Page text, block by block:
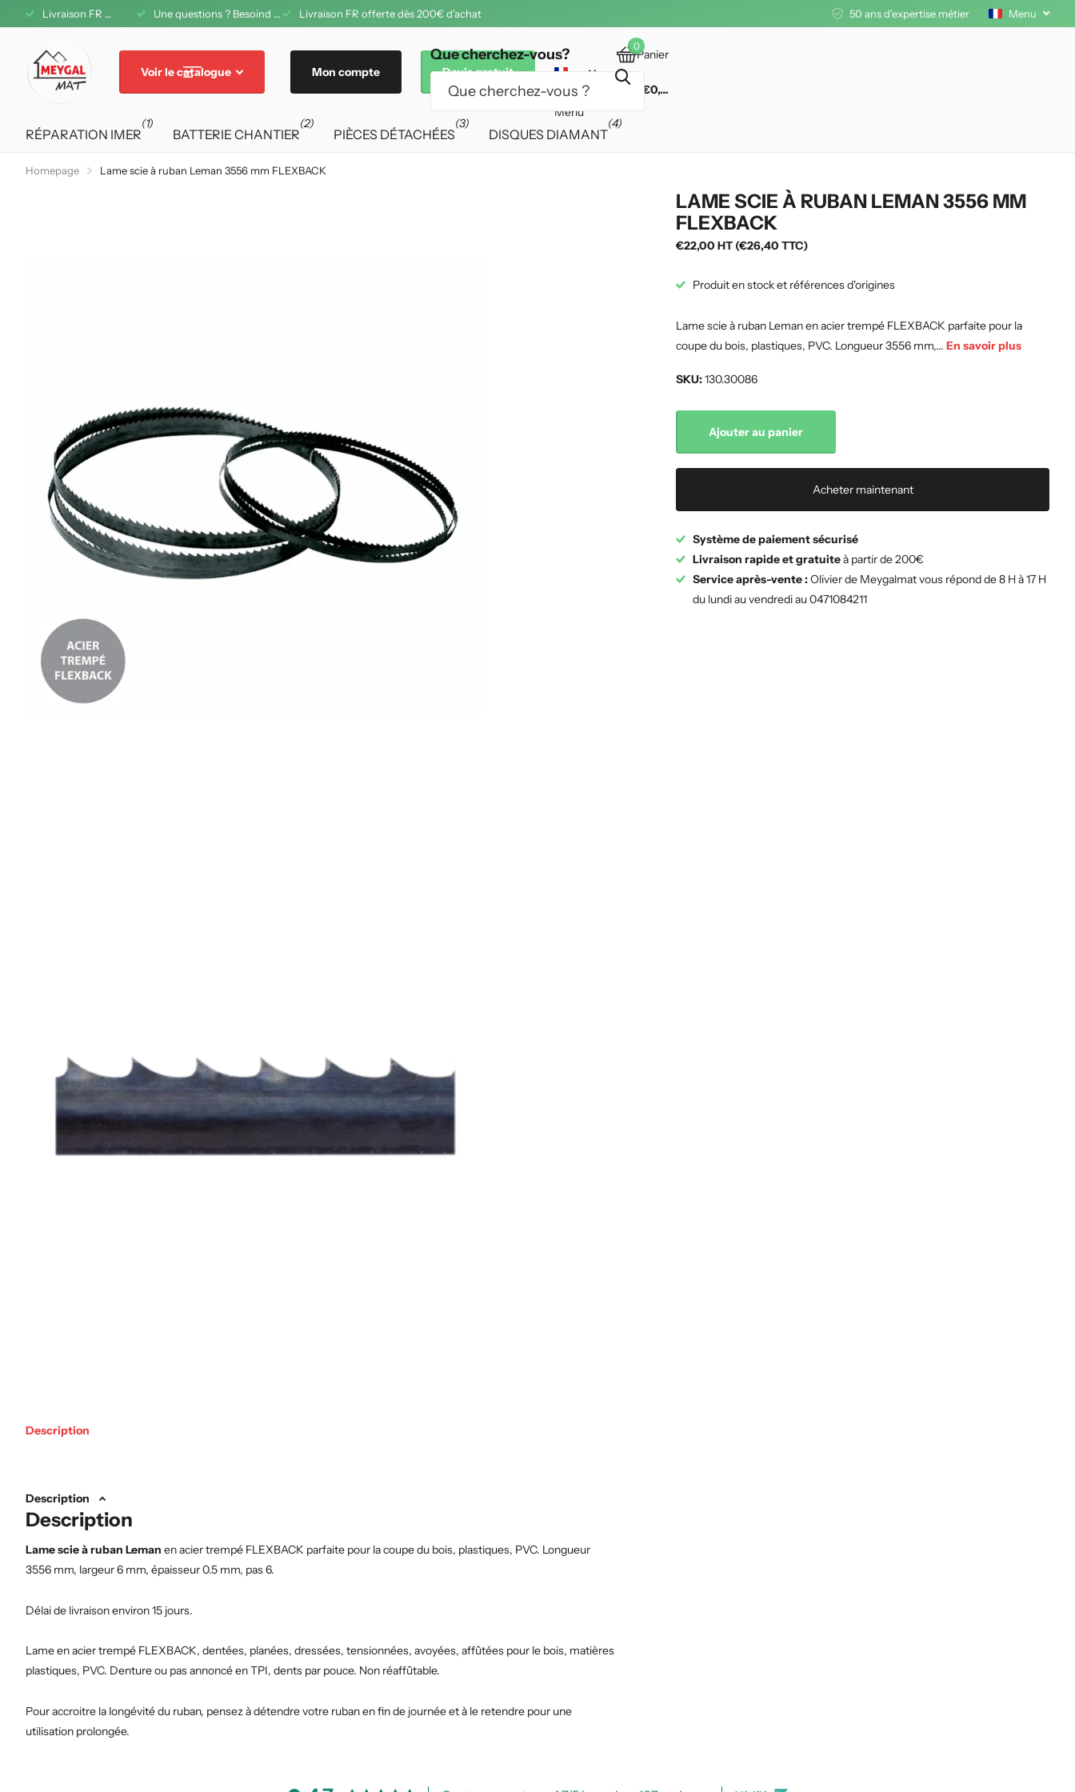
Livraison FR offerte dès 200€ d'achat Une questions ? Besoind d'aide ? A votre service au 04 71 08 42 11
08 42 11 Livraison FR offerte dès 200€ d'achat 50 ans d'expertise métier Menu
Voir le catalogue
Que cherchez-vous?
Mon compte Devis gratuit
Menu
Panier
0
€0,00
RÉPARATION IMER
(1)
BATTERIE CHANTIER
(2)
PIÈCES DÉTACHÉES
(3)
DISQUES DIAMANT
(4)
Homepage Lame scie à ruban Leman 3556 mm FLEXBACK
Description
Description
Description
Lame scie à ruban Leman en acier trempé FLEXBACK parfaite pour la coupe du bois, plastiques, PVC. Longueur
3556 mm, largeur 6 mm, épaisseur 0.5 mm, pas 6.
Délai de livraison environ 15 jours.
Lame en acier trempé FLEXBACK, dentées, planées, dressées, tensionnées, avoyées, affûtées pour le bois, matières
plastiques, PVC. Denture ou pas annoncé en TPI, dents par pouce. Non réaffûtable.
Pour accroitre la longévité du ruban, pensez à détendre votre ruban en fin de journée et à le retendre pour une
utilisation prolongée.
LAME SCIE À RUBAN LEMAN 3556 MM
FLEXBACK
€22,00 HT (€26,40 TTC)
Produit en stock et références d'origines
Lame scie à ruban Leman en acier trempé FLEXBACK parfaite pour la
coupe du bois, plastiques, PVC. Longueur 3556 mm,... En savoir plus
SKU:130.30086
Ajouter au panier
Acheter maintenant
Système de paiement sécurisé
Livraison rapide et gratuiteà partir de 200€
Service après-vente :Olivier de Meygalmat vous répond de 8 H à 17 H
du lundi au vendredi au 0471084211